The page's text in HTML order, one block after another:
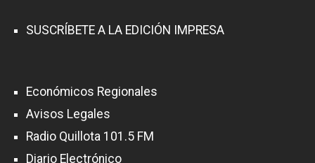
SUSCRÍBETE A LA EDICIÓN IMPRESA
Económicos Regionales
Avisos Legales
Radio Quillota 101.5 FM
Diario Electrónico